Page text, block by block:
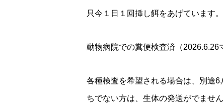
只今１日１回挿し餌をあげています
動物病院での糞便検査済（2026.6.26
各種検査を希望される場合は、別途
ちでない方は、生体の発送がでませ